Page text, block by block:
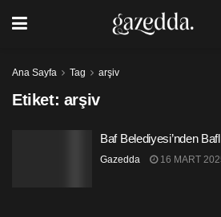
Ana Sayfa Tag arşiv
Etiket: arşiv
Baf Belediyesi’nden
Gazedda 16 MART